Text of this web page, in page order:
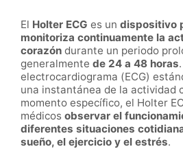
El Holter ECG es un dispositivo
monitoriza continuamente la
corazón durante un periodo
generalmente de 24 a 48 horas
electrocardiograma (ECG)
una instantánea de la actividad
momento específico, el Holter
médicos observar el
diferentes situaciones
sueño, el ejercicio y el estrés.